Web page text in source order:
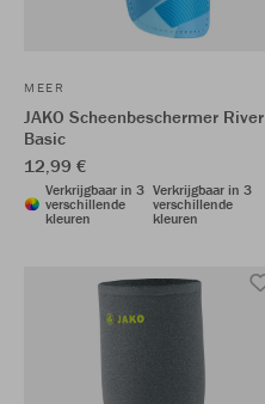
MEER
JAKO Scheenbeschermer River
Basic
12,99 €
Verkrijgbaar in 3
verschillende
kleuren
Verkrijgbaar in 3
verschillende
kleuren